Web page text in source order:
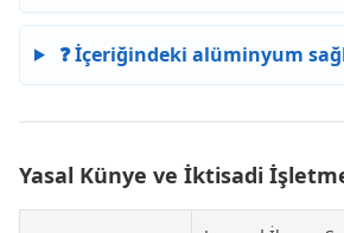
❓ İçeriğindeki alüminyum
Yasal Künye ve İktisadi